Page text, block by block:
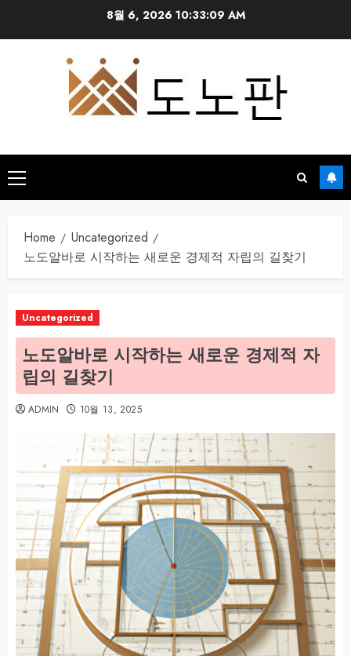
8월 6, 202610:33:10 AM
Primary
Menu
Home
Uncategorized
노도알바로 시작하는 새로운 경제적 자립의 길찾기
Uncategorized
노도알바로 시작하는 새로운 경제적 자
립의 길찾기
ADMIN 10월 13, 2025